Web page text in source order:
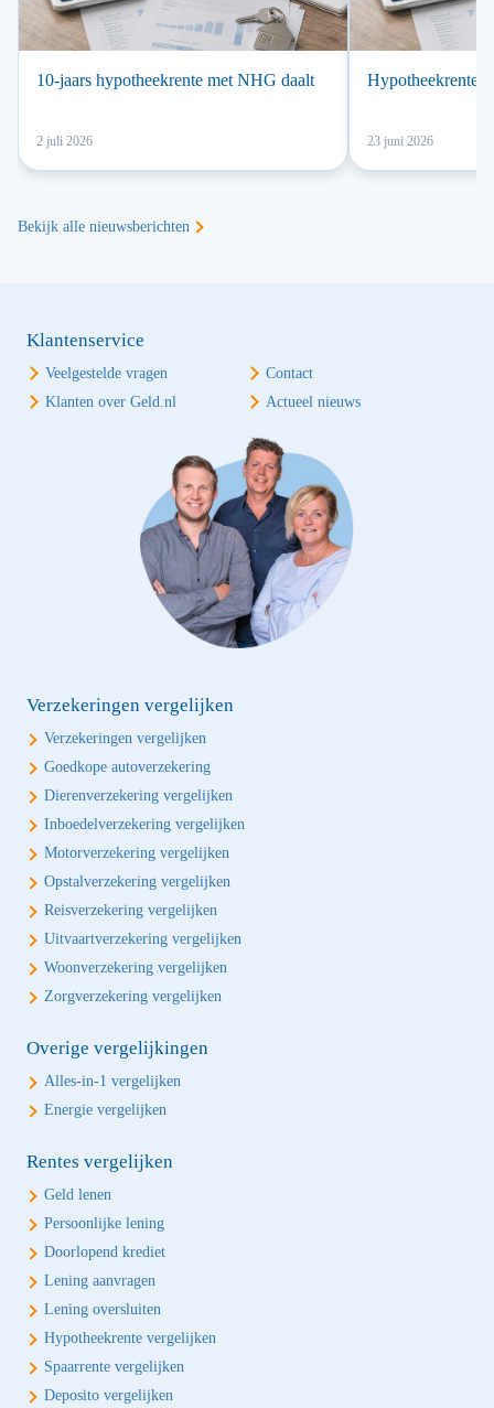
10-jaars hypotheekrente met NHG daalt
2 juli 2026
Hypotheekrente
23 juni 2026
Bekijk alle nieuwsberichten
Klantenservice
Veelgestelde vragen
Contact
Klanten over Geld.nl
Actueel nieuws
Verzekeringen vergelijken
Verzekeringen vergelijken
Goedkope autoverzekering
Dierenverzekering vergelijken
Inboedelverzekering vergelijken
Motorverzekering vergelijken
Opstalverzekering vergelijken
Reisverzekering vergelijken
Uitvaartverzekering vergelijken
Woonverzekering vergelijken
Zorgverzekering vergelijken
Overige vergelijkingen
Alles-in-1 vergelijken
Energie vergelijken
Rentes vergelijken
Geld lenen
Persoonlijke lening
Doorlopend krediet
Lening aanvragen
Lening oversluiten
Hypotheekrente vergelijken
Spaarrente vergelijken
Deposito vergelijken